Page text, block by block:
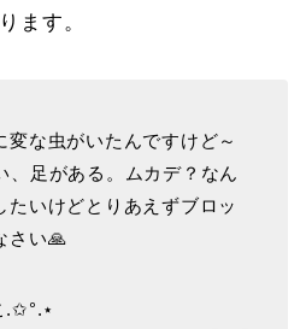
ます。
変な虫がいたんですけど～
、足がある。ムカデ？なん
たいけどとりあえずブロッ
さい🙏
.✩°.⋆